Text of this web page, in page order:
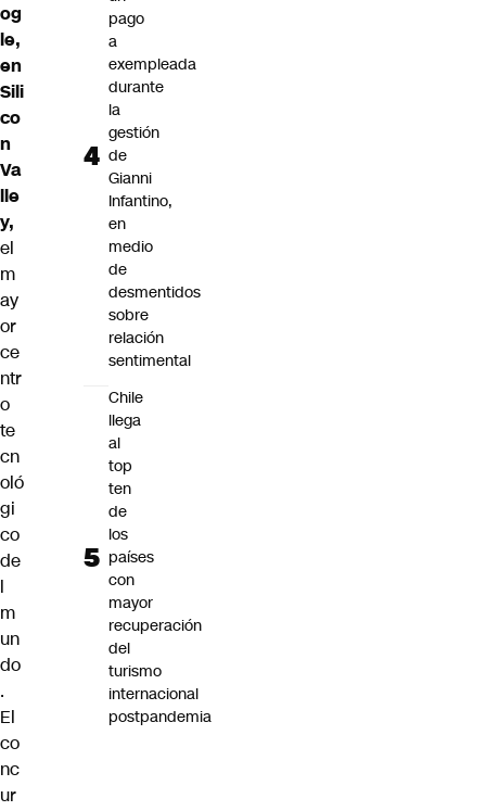
og
le,
en
Sili
co
n
Va
lle
y,
el
m
ay
or
ce
ntr
o
te
cn
oló
gi
co
de
l
m
un
do
.
El
co
nc
ur
pago
a
exempleada
durante
la
gestión
de
Gianni
Infantino,
en
medio
de
desmentidos
sobre
relación
sentimental
Chile
llega
al
top
ten
de
los
países
con
mayor
recuperación
del
turismo
internacional
postpandemia